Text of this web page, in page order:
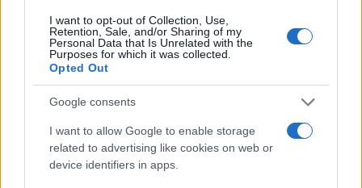
I want to opt-out of Collection, Use,
Retention, Sale, and/or Sharing of my
Personal Data that Is Unrelated with the
Purposes for which it was collected.
Opted Out
Google consents
I want to allow Google to enable storage
related to advertising like cookies on web or
device identifiers in apps.
Kecskeméten is szakirányú továbbképzésekkel erősít a
Gál Ferenc Egyetem
Országos hírek